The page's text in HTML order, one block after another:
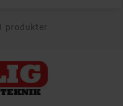
produkter